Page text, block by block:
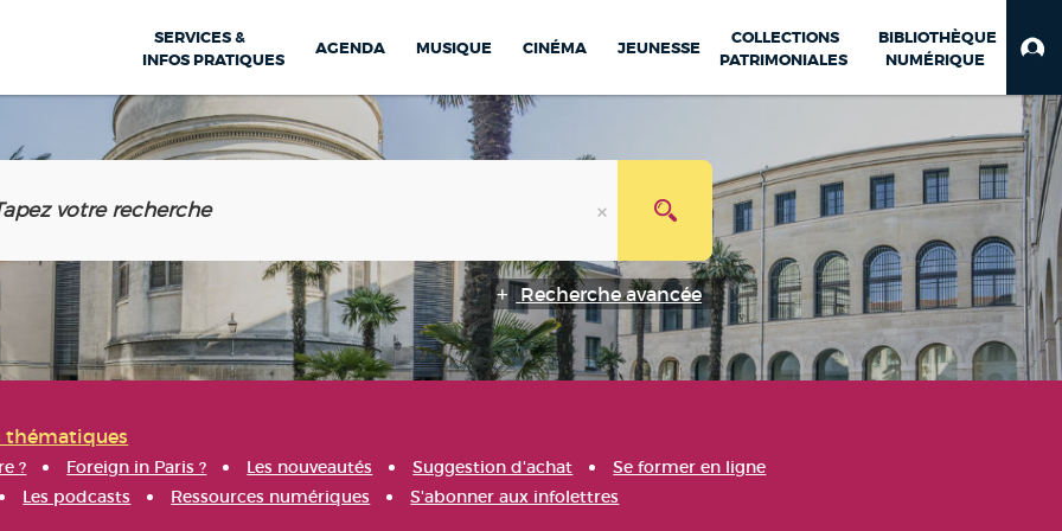
SERVICES &
INFOS PRATIQUES
AGENDA MUSIQUE CINÉMA JEUNESSE
COLLECTIONS
PATRIMONIALES
BIBLIOTHÈQUE
NUMÉRIQUE
Recherche avancée
thématiques
? Foreign in Paris ? Les nouveautés Suggestion d'achat
Se former en ligne
Les podcasts Ressources numériques S'abonner aux infolettres